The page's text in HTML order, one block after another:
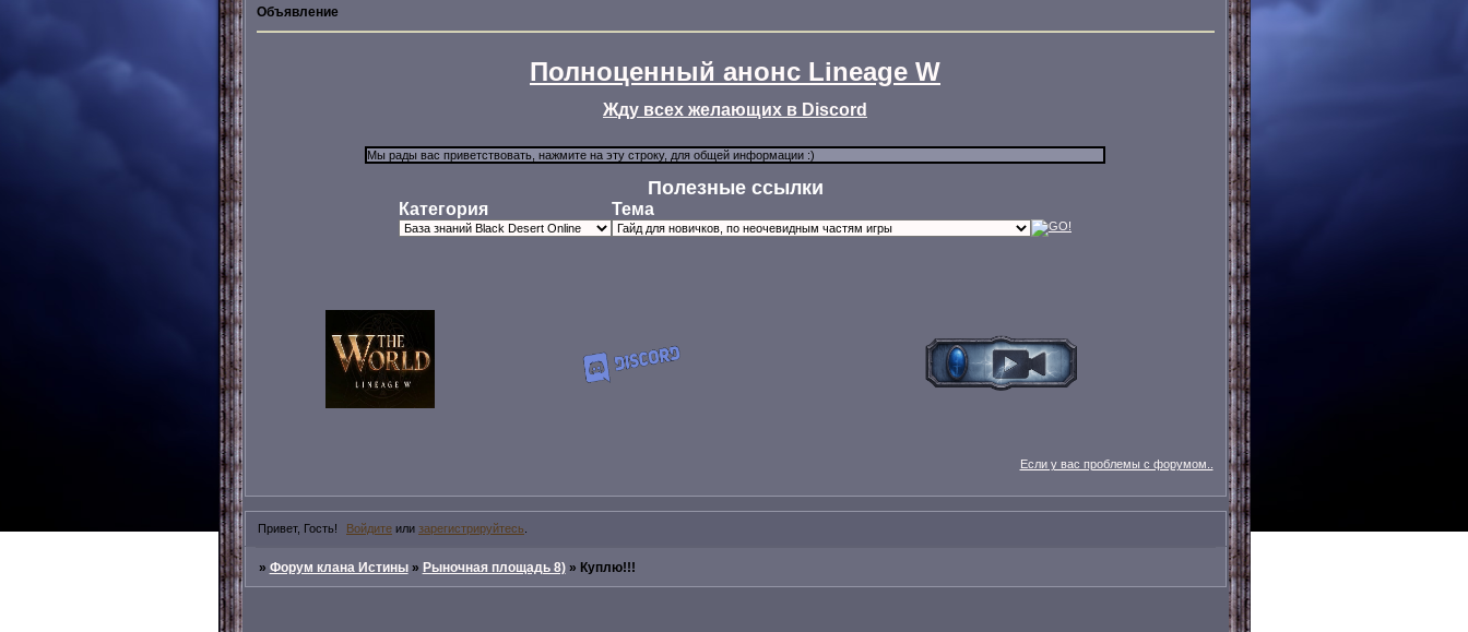
Объявление
Полноценный анонс Lineage W
Жду всех желающих в Discord
Полезные ссылки
Категория Тема
Если у вас проблемы с форумом..
Привет, Гость! Войдите или зарегистрируйтесь
» Форум клана Истины » Рыночная площадь 8) » Куплю!!!